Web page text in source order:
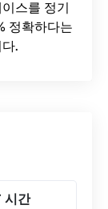
스를 정기
정확하다는
.
시간